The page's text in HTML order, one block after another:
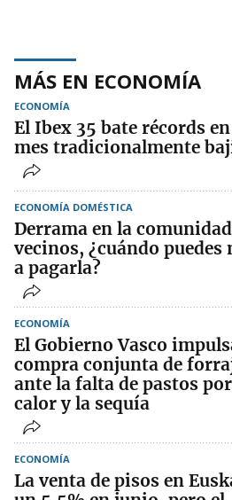
MÁS EN ECONOMÍA
ECONOMÍA
El Ibex 35 bate récords
mes tradicionalmente
ECONOMÍA DOMÉSTICA
Derrama en la
vecinos, ¿cuándo puedes
a pagarla?
ECONOMÍA
El Gobierno Vasco
compra conjunta de
ante la falta de pastos
calor y la sequía
ECONOMÍA
La venta de pisos en